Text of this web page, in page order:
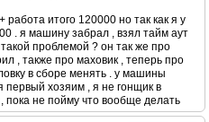
итого 120000 но так как я у
. я машину забрал , взял тайм аут
проблемой ? он так же про
, также про маховик , теперь про
в сборе менять . у машины
первый хозяим , я не гонщик в
пока не пойму что вообще делать